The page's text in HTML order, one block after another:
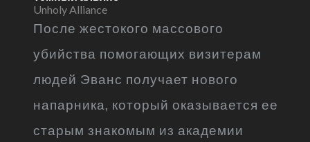
Unholy Alliance
После жестокого массового
убийства помогающих визитерам
людей Эванс получает нового
напарника, который оказывается ее
старым знакомым из академии